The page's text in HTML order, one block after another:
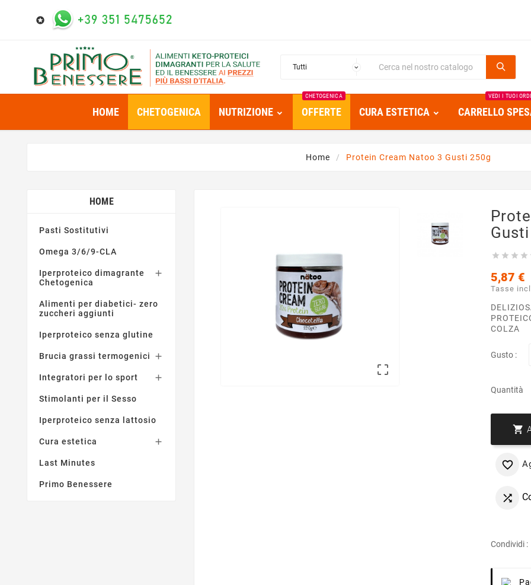

HOME CHETOGENICA NUTRIZIONE OFFERTE
CHETOGENICA
CURA ESTETICA CARRELLO
VEDI I TUOI
Home Protein Cream Natoo 3 Gusti 250g
HOME
Pasti Sostitutivi
Omega 3/6/9-CLA
Iperproteico dimagrante
Chetogenica

Alimenti per diabetici- zero
zuccheri aggiunti
Iperproteico senza glutine
Brucia grassi termogenici 
Integratori per lo sport 
Stimolanti per il Sesso
Iperproteico senza lattosio
Cura estetica 
Last Minutes
Primo Benessere

   
5,87 €
Tasse
COLZA
Gusto :
Quantità



Condividi :